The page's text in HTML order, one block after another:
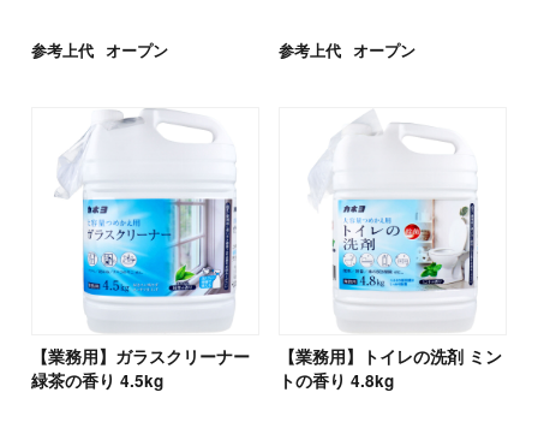
参考上代 オープン 参考上代 オープン
【業務用】ガラスクリーナー
緑茶の香り 4.5kg
【業務用】トイレの洗剤 ミン
トの香り 4.8kg